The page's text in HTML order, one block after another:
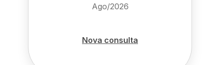
Ago/2026
Nova consulta